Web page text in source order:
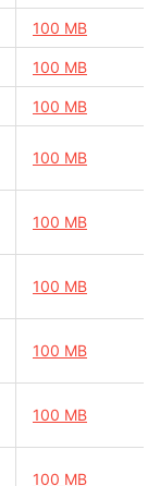
100 MB
100 MB
100 MB
100 MB
100 MB
100 MB
100 MB
100 MB
100 MB